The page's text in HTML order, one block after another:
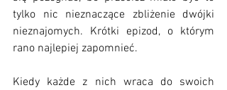
tylko nic nieznaczące zbliżenie dwójki
nieznajomych. Krótki epizod, o którym
rano najlepiej zapomnieć.
Kiedy każde z nich wraca do swoich